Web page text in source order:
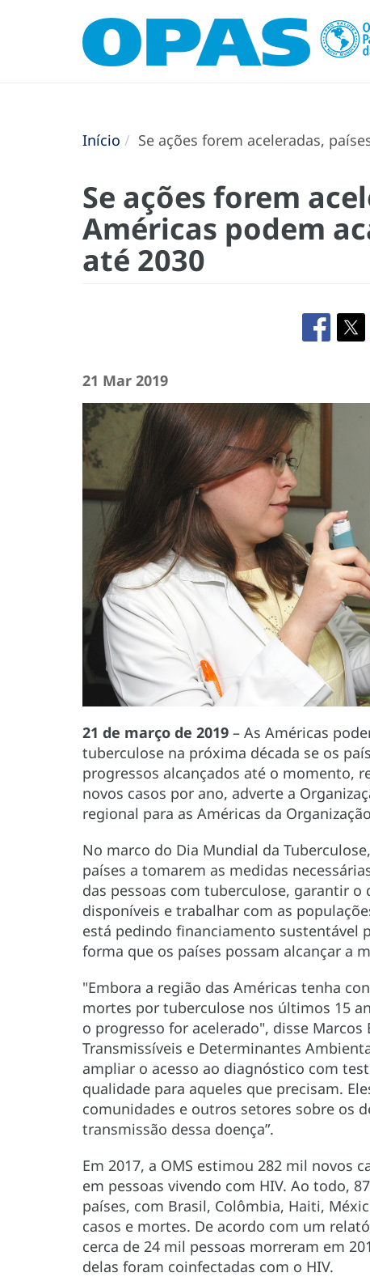
Início Se ações forem aceleradas,
Se ações forem
Américas podem
até 2030
21 Mar 2019
21 de março de 2019 – As Américas
tuberculose na próxima década se os
progressos alcançados até o momento,
novos casos por ano, adverte a
regional para as Américas da
No marco do Dia Mundial da
países a tomarem as medidas
das pessoas com tuberculose, garantir
disponíveis e trabalhar com as
está pedindo financiamento sustentável
forma que os países possam alcançar a
"Embora a região das Américas tenha
mortes por tuberculose nos últimos 15
o progresso for acelerado", disse
Transmissíveis e Determinantes
ampliar o acesso ao diagnóstico com
qualidade para aqueles que precisam.
comunidades e outros setores sobre os
transmissão dessa doença”.
Em 2017, a OMS estimou 282 mil novos
em pessoas vivendo com HIV. Ao todo,
países, com Brasil, Colômbia, Haiti,
casos e mortes. De acordo com um
cerca de 24 mil pessoas morreram em
delas foram coinfectadas com o HIV.